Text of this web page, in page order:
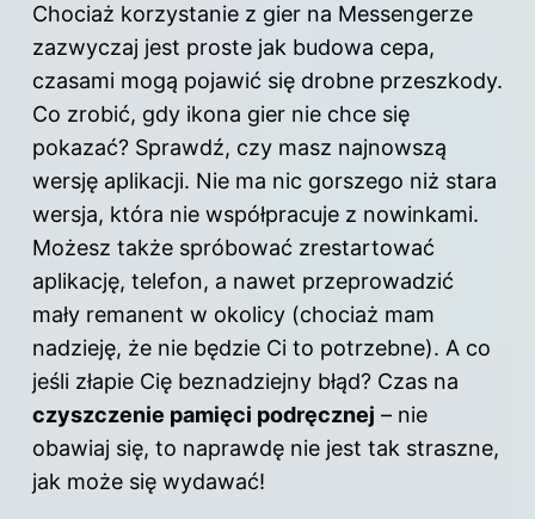
Chociaż korzystanie z gier na Messengerze
zazwyczaj jest proste jak budowa cepa,
czasami mogą pojawić się drobne przeszkody.
Co zrobić, gdy ikona gier nie chce się
pokazać? Sprawdź, czy masz najnowszą
wersję aplikacji. Nie ma nic gorszego niż stara
wersja, która nie współpracuje z nowinkami.
Możesz także spróbować zrestartować
aplikację, telefon, a nawet przeprowadzić
mały remanent w okolicy (chociaż mam
nadzieję, że nie będzie Ci to potrzebne). A co
jeśli złapie Cię beznadziejny błąd? Czas na
czyszczenie pamięci podręcznej – nie
obawiaj się, to naprawdę nie jest tak straszne,
jak może się wydawać!